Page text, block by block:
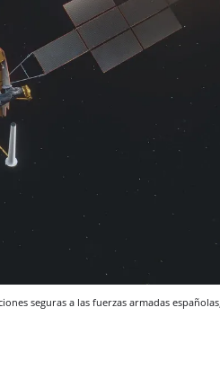
seguras a las fuerzas armadas españolas,